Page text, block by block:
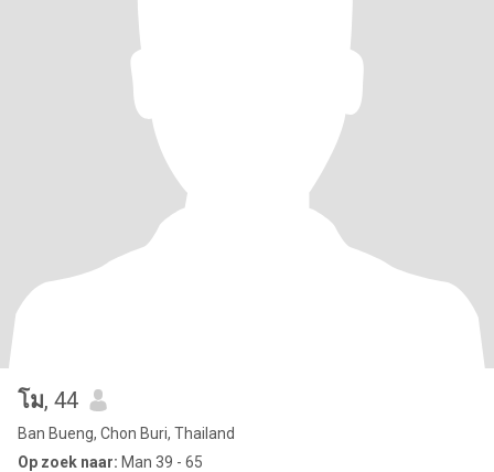
โม, 44
Ban Bueng, Chon Buri, Thailand
Op zoek naar: Man 39 - 65